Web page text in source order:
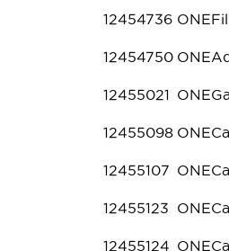
12454736
12454750
12455021
12455098
12455107
12455123
12455124